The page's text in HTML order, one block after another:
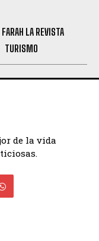
FARAH LA REVISTA
TURISMO
de la vida